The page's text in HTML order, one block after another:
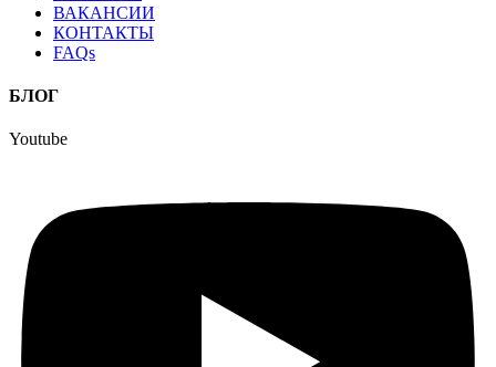
ВАКАНСИИ
КОНТАКТЫ
FAQs
БЛОГ
Youtube